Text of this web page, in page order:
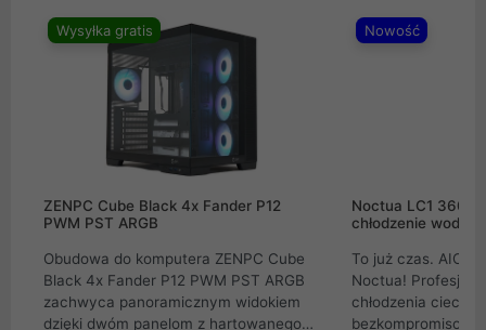
Wysyłka gratis
ZENPC Cube Black 4x Fander P12
PWM PST ARGB
Obudowa do komputera ZENPC Cube
Black 4x Fander P12 PWM PST ARGB
zachwyca panoramicznym widokiem
dzięki dwóm panelom z hartowanego
Nowość
Noctua LC1
chłodzenie wodne
To już czas. AIO
Noctua!
chłodzenia cieczą